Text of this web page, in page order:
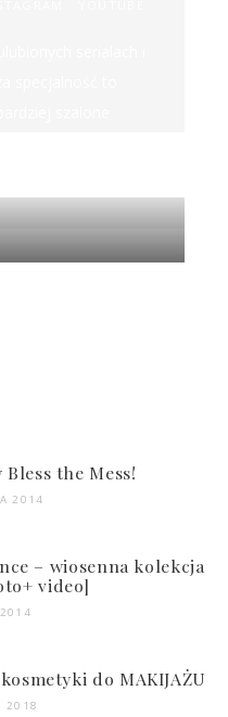
the Mess!
2014
– wiosenna kolekcja
video]
do MAKIJAŻU
2018